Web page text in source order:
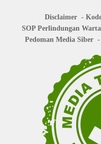
Disclaimer
SOP Perlindungan
Pedoman Media Siber